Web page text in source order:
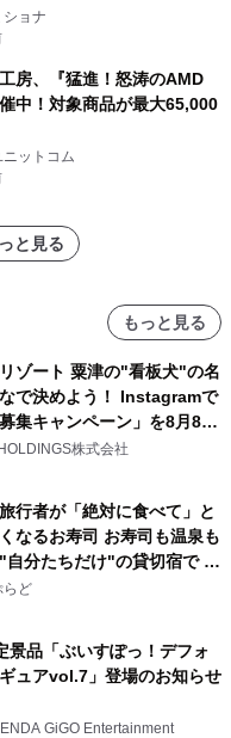
ョナ
房、『猛進！怒涛のAMD
中！対象商品が最大65,000
ットコム
と見る
もっと見る
ゾート 粟津の"看板犬"の名
で決めよう！ Instagramで
募集キャンペーン」を8月8日
催
株式会社
行者が「絶対に食べて」と
なるお寿司 お寿司も温泉も
自分たちだけ"の貸切宿で 1
「岩屋温泉 絵島別庭 海と
寿司プラン
らど
景品「ぶいすぽっ！デフォ
ュアvol.7」登場のお知らせ
GiGO Entertainment